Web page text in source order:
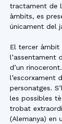
tractament de
àmbits, es
únicament del
El tercer àmbit
l’assentament
d’un
l’escorxament
personatges.
les possibles
trobat
(Alemanya) en